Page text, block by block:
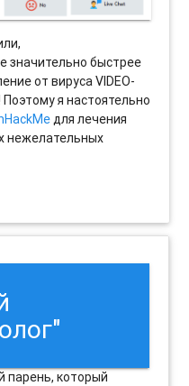
значительно быстрее
от вируса VIDEO-
Поэтому я настоятельно
для лечения
нежелательных
парень, который